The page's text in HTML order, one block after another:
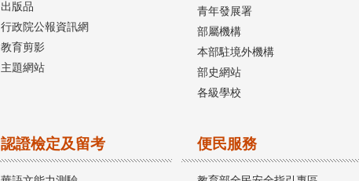
出版品
行政院公報資訊網
教育剪影
主題網站
青年發展署
部屬機構
本部駐境外機構
部史網站
各級學校
認證檢定及留考 便民服務